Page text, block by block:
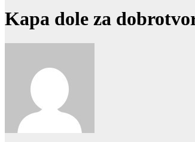
Kapa dole za